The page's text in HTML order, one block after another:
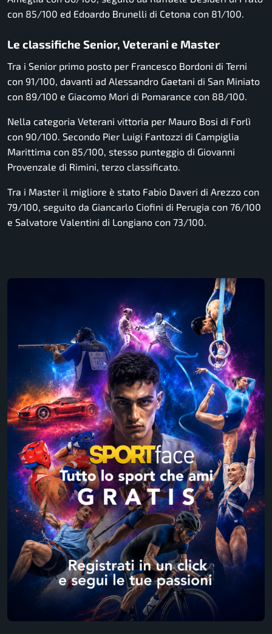
con 85/100 ed Edoardo Brunelli di Cetona con 81/100.
Le classifiche Senior, Veterani e Master
Tra i Senior primo posto per Francesco Bordoni di Terni
con 91/100, davanti ad Alessandro Gaetani di San Miniato
con 89/100 e Giacomo Mori di Pomarance con 88/100.
Nella categoria Veterani vittoria per Mauro Bosi di Forlì
con 90/100. Secondo Pier Luigi Fantozzi di Campiglia
Marittima con 85/100, stesso punteggio di Giovanni
Provenzale di Rimini, terzo classificato.
Tra i Master il migliore è stato Fabio Daveri di Arezzo con
79/100, seguito da Giancarlo Ciofini di Perugia con 76/100
e Salvatore Valentini di Longiano con 73/100.